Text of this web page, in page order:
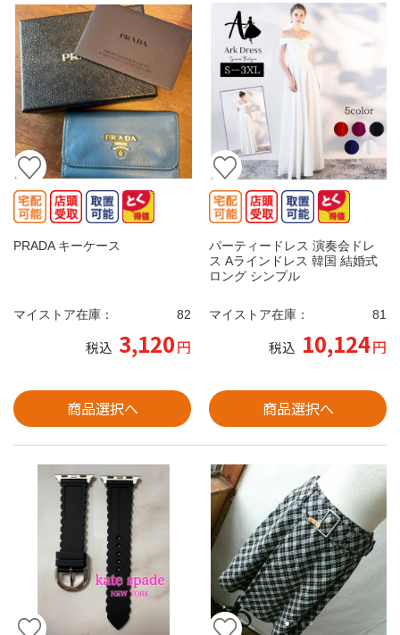
PRADA キーケース
マイストア在庫： 82
税込 3,120円
商品選択へ
パーティードレス 演奏会ドレ
ス Aラインドレス 韓国 結婚式
ロング シンプル
マイストア在庫： 81
税込 10,124円
商品選択へ